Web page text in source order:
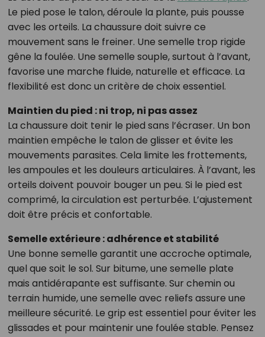
Le pied pose le talon, déroule la plante, puis pousse
avec les orteils. La chaussure doit suivre ce
mouvement sans le freiner. Une semelle trop rigide
gêne la foulée. Une semelle souple, surtout à l’avant,
favorise une marche fluide, naturelle et efficace. La
flexibilité est donc un critère de choix essentiel.
Maintien du pied : ni trop, ni pas assez
La chaussure doit tenir le pied sans l’écraser. Un bon
maintien empêche le talon de glisser et évite les
mouvements parasites. Cela limite les frottements,
les ampoules et les douleurs articulaires. À l’avant, les
orteils doivent pouvoir bouger un peu. Si le pied est
comprimé, la circulation est perturbée. L’ajustement
doit être précis et confortable.
Semelle extérieure : adhérence et stabilité
Une bonne semelle garantit une accroche optimale,
quel que soit le sol. Sur bitume, une semelle plate
mais antidérapante est suffisante. Sur chemin ou
terrain humide, une semelle avec reliefs assure une
meilleure sécurité. Le grip est essentiel pour éviter les
glissades et pour maintenir une foulée stable. Pensez